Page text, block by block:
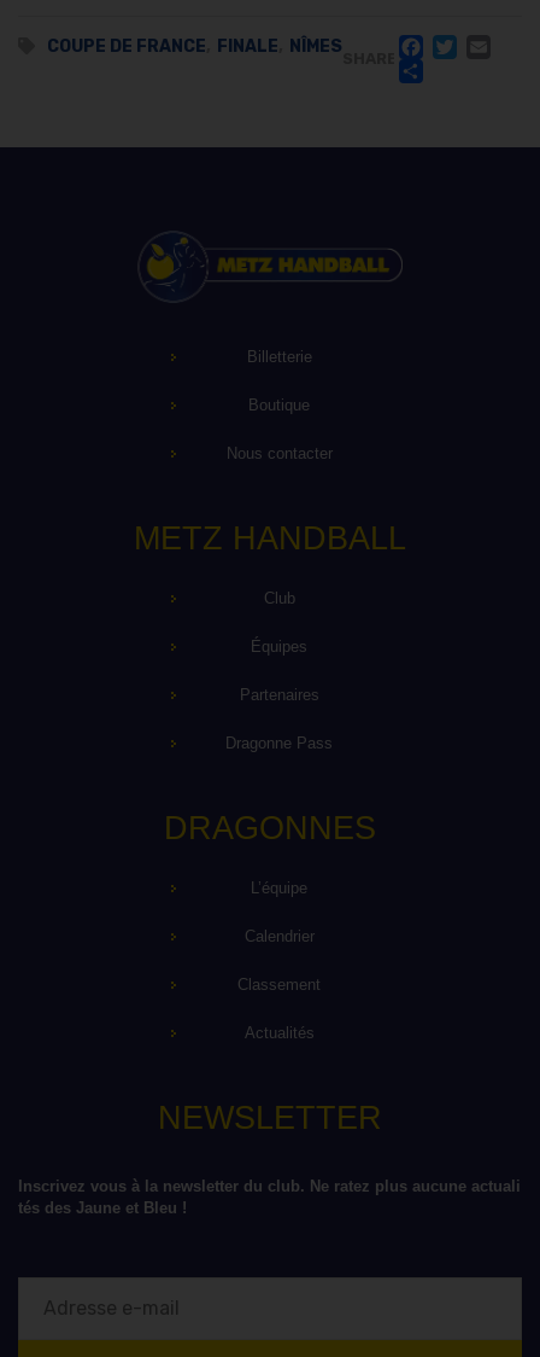
COUPE DE FRANCE FINALE NÎMES
Billetterie
Boutique
Nous contacter
METZ HANDBALL
Club
Équipes
Partenaires
Dragonne Pass
DRAGONNES
L’équipe
Calendrier
Classement
Actualités
NEWSLETTER
Inscrivez vous à la newsletter du club. Ne ratez plus aucune actuali
tés des Jaune et Bleu !